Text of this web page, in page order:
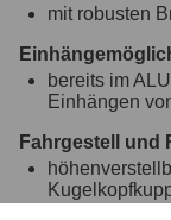
mit robusten
bereits im
Einhängen
Fahrgestell und